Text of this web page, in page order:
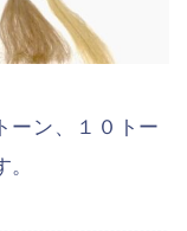
ーン、１０トー